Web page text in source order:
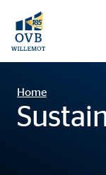
Home